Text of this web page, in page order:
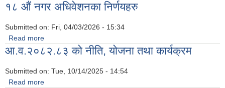
१८ औं नगर अधिवेशनका निर्णयहरु
Submitted on: Fri, 04/03/2026 - 15:34
Read more
आ.व.२०८२.८३ को नीति, योजना तथा कार्यक्रम
Submitted on: Tue, 10/14/2025 - 14:54
Read more